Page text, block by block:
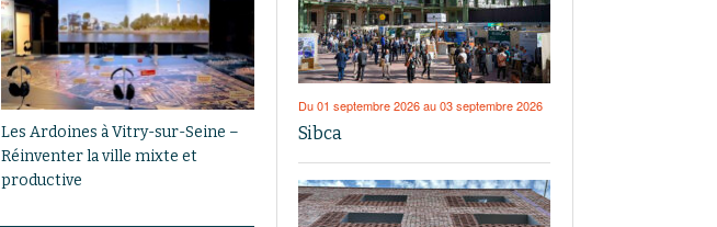
Les Ardoines à Vitry-sur-Seine –
Réinventer la ville mixte et
productive
Du 01 septembre 2026 au 03 septembre 2026
Sibca